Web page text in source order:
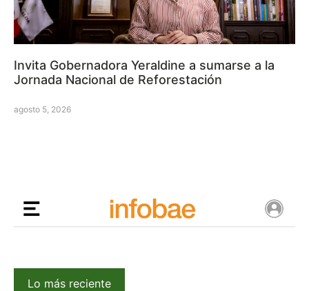
Invita Gobernadora Yeraldine a sumarse a la
Jornada Nacional de Reforestación
agosto 5, 2026
Lo más reciente